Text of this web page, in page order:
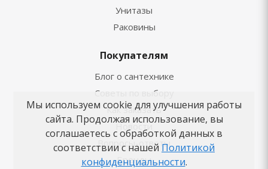
Унитазы
Раковины
Покупателям
Блог о сантехнике
Советы по выбору
Как заказать
Новости
Вопросы-ответы
Бренды
Мы используем cookie для улучшения работы
сайта. Продолжая использование, вы
соглашаетесь с обработкой данных в
соответствии с нашей Политикой
конфиденциальности.